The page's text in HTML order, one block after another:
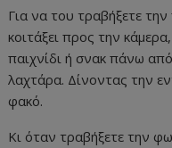
Για να του τραβήξετε
κοιτάξει προς την
παιχνίδι ή σνακ πάνω
λαχτάρα. Δίνοντας την
φακό.
Κι όταν τραβήξετε την